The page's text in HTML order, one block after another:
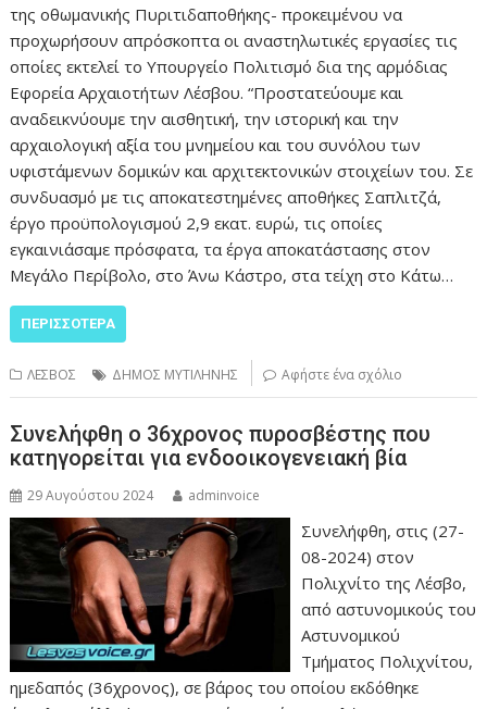
της οθωμανικής Πυριτιδαποθήκης- προκειμένου να
προχωρήσουν απρόσκοπτα οι αναστηλωτικές εργασίες τις
οποίες εκτελεί το Υπουργείο Πολιτισμό δια της αρμόδιας
Εφορεία Αρχαιοτήτων Λέσβου. “Προστατεύουμε και
αναδεικνύουμε την αισθητική, την ιστορική και την
αρχαιολογική αξία του μνημείου και του συνόλου των
υφιστάμενων δομικών και αρχιτεκτονικών στοιχείων του. Σε
συνδυασμό με τις αποκατεστημένες αποθήκες Σαπλιτζά,
έργο προϋπολογισμού 2,9 εκατ. ευρώ, τις οποίες
εγκαινιάσαμε πρόσφατα, τα έργα αποκατάστασης στον
Μεγάλο Περίβολο, στο Άνω Κάστρο, στα τείχη στο Κάτω…
ΠΕΡΙΣΣΌΤΕΡΑ
ΛΕΣΒΟΣ ΔΗΜΟΣ ΜΥΤΙΛΗΝΗΣ Αφήστε ένα σχόλιο
Συνελήφθη ο 36χρονος πυροσβέστης που
κατηγορείται για ενδοοικογενειακή βία
29 Αυγούστου 2024 adminvoice
Συνελήφθη, στις (27-
08-2024) στον
Πολιχνίτο της Λέσβο,
από αστυνομικούς του
Αστυνομικού
Τμήματος Πολιχνίτου,
ημεδαπός (36χρονος), σε βάρος του οποίου εκδόθηκε